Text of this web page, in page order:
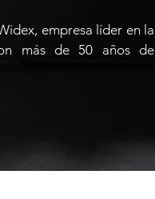
empresa líder en la
más de 50 años de